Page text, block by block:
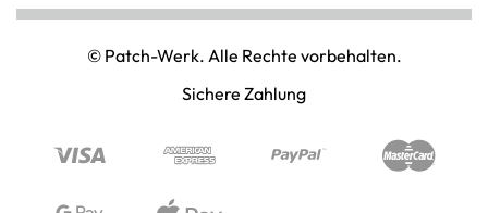
Mein Konto
PAINTBALL & AIRSOFT
PUNISHER & SKULLS
WIKINGER & MITTELALTERWELTEN
© Patch-Werk. Alle Rechte vorbehalten.
Sichere Zahlung